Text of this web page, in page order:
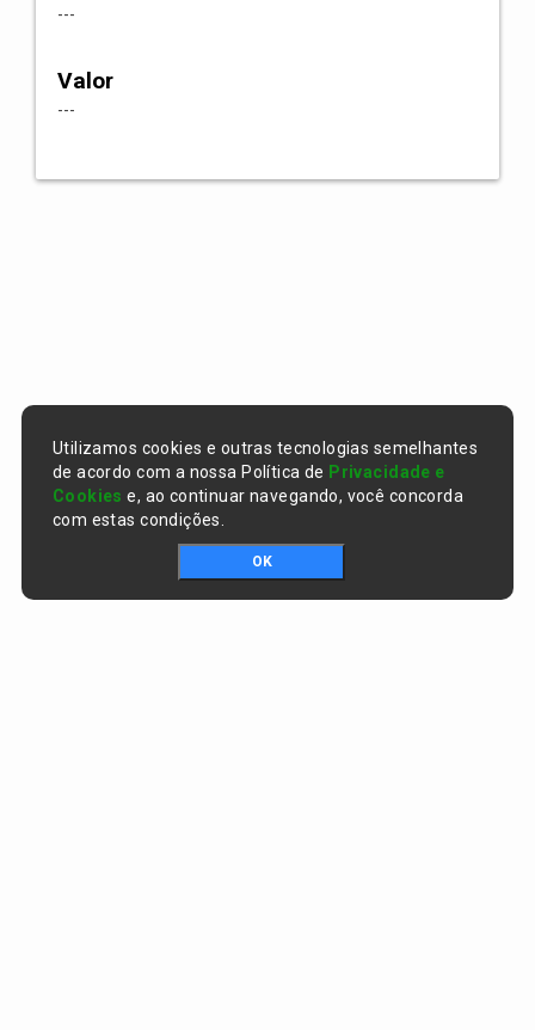
---
Valor
---
Utilizamos cookies e outras tecnologias semelhantes
de acordo com a nossa Política de Privacidade e
Cookies e, ao continuar navegando, você concorda
com estas condições.
OK